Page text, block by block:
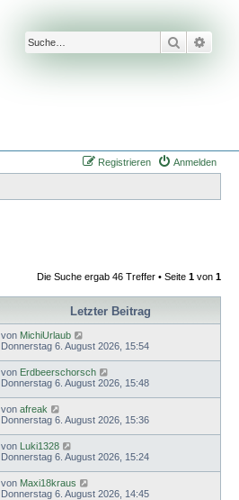
Suche
Anmelden
Registrieren
Die Suche ergab 46 Treffer • Seite 1 von 1
Letzter Beitrag
von MichiUrlaub
Donnerstag 6. August 2026, 15:54
von Erdbeerschorsch
Donnerstag 6. August 2026, 15:48
von afreak
Donnerstag 6. August 2026, 15:36
von Luki1328
Donnerstag 6. August 2026, 15:24
von Maxi18kraus
Donnerstag 6. August 2026, 14:45